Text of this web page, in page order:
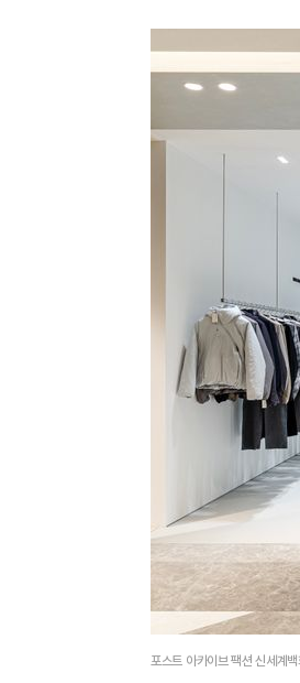
포스트 아카이브 팩션 신세계